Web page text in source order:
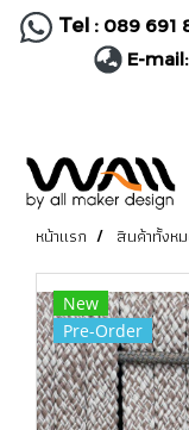
Tel : 089 691
E-mail:
หน้าแรก สินค้าทั้งห
New
Pre-Order